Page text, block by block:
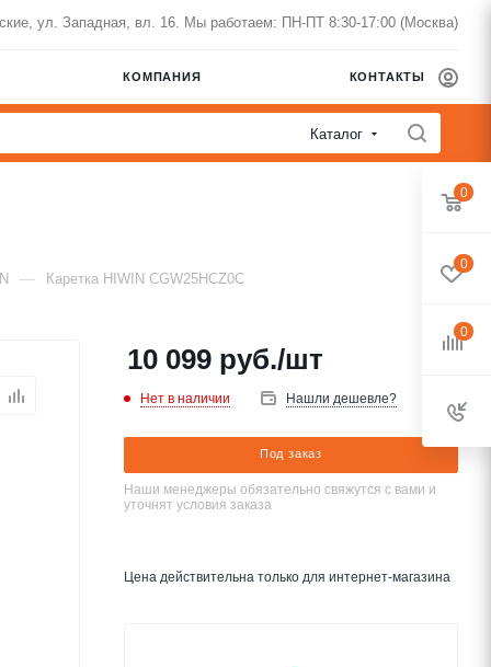
ул. Западная, вл. 16. Мы работаем: ПН-ПТ 8:30-17:00 (Москва)
КОМПАНИЯ КОНТАКТЫ
Каталог
— Каретка HIWIN CGW25HCZ0C
10 099 руб./шт
Нет в наличии Нашли дешевле?
Под заказ
Наши менеджеры обязательно свяжутся с вами и
уточнят условия заказа
Цена действительна только для интернет-магазина
0
0
0